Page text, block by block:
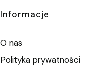
Informacje
O nas
Polityka prywatności